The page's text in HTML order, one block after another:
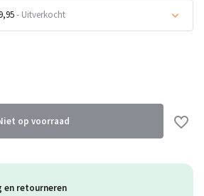
- Uitverkocht
Uitverkocht
op voorraad
en retourneren